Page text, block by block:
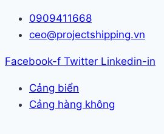
Skip
0909411668
ceo@projectshipping.vn
Facebook-f Twitter Linkedin-in
Cảng biển
Cảng hàng không